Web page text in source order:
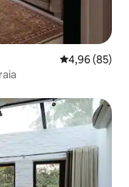
4,96 de uma
4,96 (85)